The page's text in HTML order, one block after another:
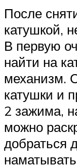
После
катушкой,
В первую
найти на
механизм.
катушки и
2 зажима,
можно
добраться